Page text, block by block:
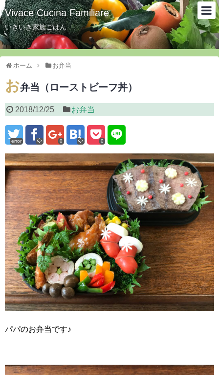
Vivace Cucina Familiare
いきいき家族ごはん
ホーム お弁当
お弁当（ローストビーフ丼）
2018/12/25 お弁当
error 0 0
パパのお弁当です♪